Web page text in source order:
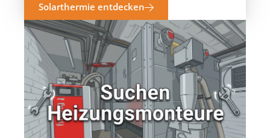
Solarthermie entdecken